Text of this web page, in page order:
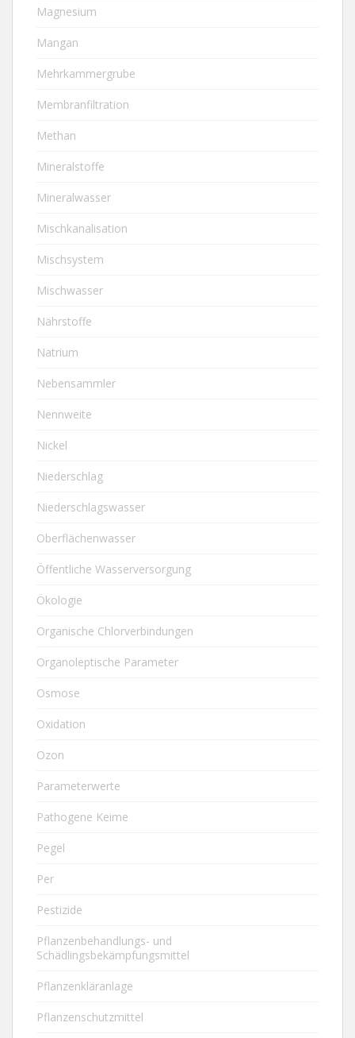
Magnesium
Mangan
Mehrkammergrube
Membranfiltration
Methan
Mineralstoffe
Mineralwasser
Mischkanalisation
Mischsystem
Mischwasser
Nährstoffe
Natrium
Nebensammler
Nennweite
Nickel
Niederschlag
Niederschlagswasser
Oberflächenwasser
Öffentliche Wasserversorgung
Ökologie
Organische Chlorverbindungen
Organoleptische Parameter
Osmose
Oxidation
Ozon
Parameterwerte
Pathogene Keime
Pegel
Per
Pestizide
Pflanzenbehandlungs- und
Schädlingsbekämpfungsmittel
Pflanzenkläranlage
Pflanzenschutzmittel